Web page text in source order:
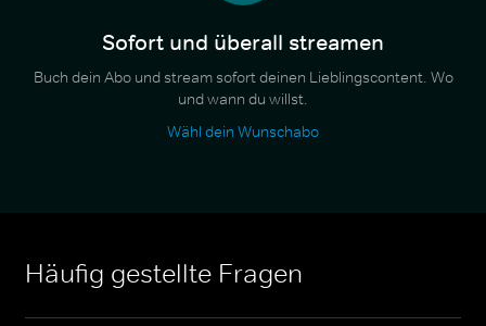
Sofort und überall streamen
Buch dein Abo und stream sofort deinen Lieblingscontent. Wo
und wann du willst.
Wähl dein Wunschabo
Häufig gestellte Fragen